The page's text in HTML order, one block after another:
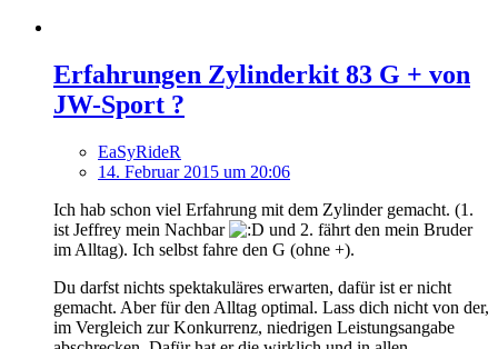
Erfahrungen Zylinderkit 83 G + von
JW-Sport ?
EaSyRideR
14. Februar 2015 um 20:06
Ich hab schon viel Erfahrung mit dem Zylinder gemacht. (1.
ist Jeffrey mein Nachbar
und 2. fährt den mein Bruder
im Alltag). Ich selbst fahre den G (ohne +).
Du darfst nichts spektakuläres erwarten, dafür ist er nicht
gemacht. Aber für den Alltag optimal. Lass dich nicht von der,
im Vergleich zur Konkurrenz, niedrigen Leistungsangabe